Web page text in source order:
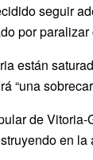
seguir
por
están
“una
de
en